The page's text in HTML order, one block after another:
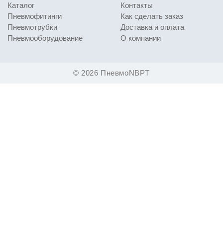
© 2026 ПневмоNBPT
Каталог
Пневмофитинги
Пневмотрубки
Пневмооборудование
Контакты
Как сделать заказ
Доставка и оплата
О компании